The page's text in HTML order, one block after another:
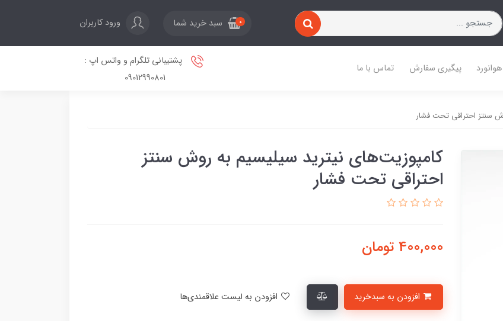
0 سبد خرید شما ورود کاربران
پیگیری سفارش تماس با ما
پشتیبانی تلگرام و واتس اپ :
09012990801
سنتز احتراقی تحت فشار
کامپوزیت‌های نیترید سیلیسیم به روش سنتز
احتراقی تحت فشار
400,000 تومان